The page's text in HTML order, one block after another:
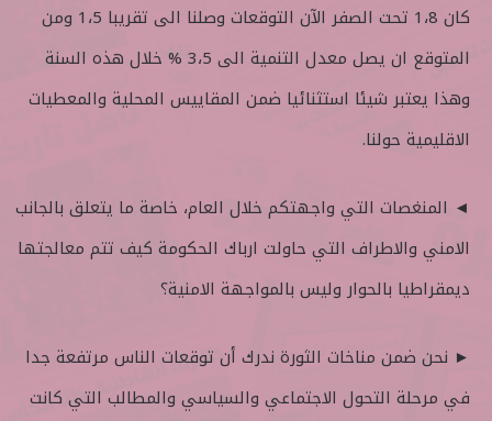
كان 1،8 تحت الصفر الآن التوقعات وصلنا الى تقريبا 1،5 ومن
المتوقع ان يصل معدل التنمية الى 3،5 % خلال هذه السنة
وهذا يعتبر شيئا استثنائيا ضمن المقاييس المحلية والمعطيات
الاقليمية حولنا.
◄ المنغصات التي واجهتكم خلال العام، خاصة ما يتعلق بالجانب
الامني والاطراف التي حاولت ارباك الحكومة كيف تتم معالجتها
ديمقراطيا بالحوار وليس بالمواجهة الامنية؟
► نحن ضمن مناخات الثورة ندرك أن توقعات الناس مرتفعة جدا
في مرحلة التحول الاجتماعي والسياسي والمطالب التي كانت